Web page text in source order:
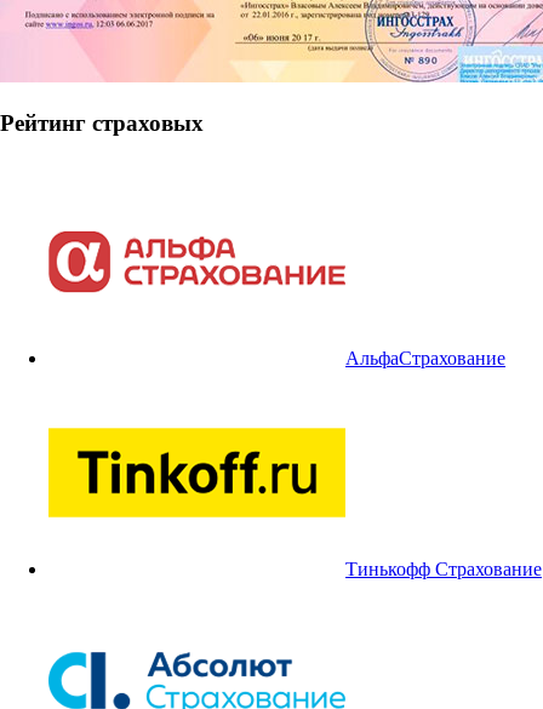
Рейтинг страховых
АльфаСтрахование
Тинькофф Страхование